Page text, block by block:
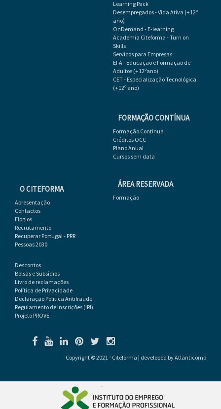
Learning Pack
Desempregados - Vida Ativa (+12º
ano)
OnDemand - E-learning
Academia Citeforma - Turn on
Skills
Serviços para Empresas
EFA - Educação e Formação de
Adultos (+12ºano)
CET - Especialização Tecnológica
(+12º ano)
FORMAÇÃO CONTÍNUA
Formação Contínua
Créditos OCC
Plano Anual
Cursos sem data
O CITEFORMA
Apresentação
Contactos
Elogios
Recrutamento
Recuperar Portugal - PRR
Pessoas 2030
Descontos
Bolsas e Subsídios
Livro de reclamações
Política de Privacidade
Declaração Politica Antifraude
Regulamento de Inscrições (IRI)
Projeto PROVE
ÁREA RESERVADA
Formação
Copyright © 2021 - Citeforma | developed byAtlanticomp